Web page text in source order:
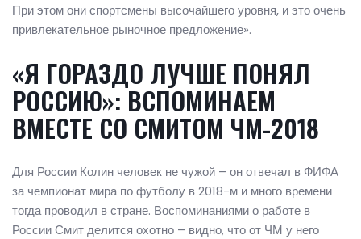
При этом они спортсмены высочайшего уровня, и это очень
привлекательное рыночное предложение».
«Я ГОРАЗДО ЛУЧШЕ ПОНЯЛ
РОССИЮ»: ВСПОМИНАЕМ
ВМЕСТЕ СО СМИТОМ ЧМ-2018
Для России Колин человек не чужой – он отвечал в ФИФА
за чемпионат мира по футболу в 2018-м и много времени
тогда проводил в стране. Воспоминаниями о работе в
России Смит делится охотно – видно, что от ЧМ у него